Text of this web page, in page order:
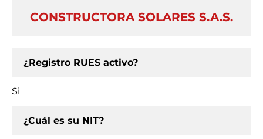
CONSTRUCTORA SOLARES S.A.S.
¿Registro RUES activo?
Si
¿Cuál es su NIT?